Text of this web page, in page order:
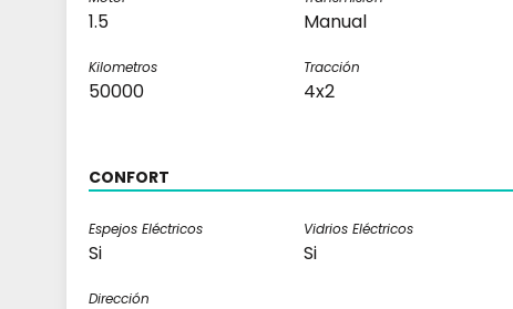
1.5 Manual
Kilometros
50000
Tracción
4x2
CONFORT
Espejos Eléctricos
Si
Vidrios Eléctricos
Si
Dirección